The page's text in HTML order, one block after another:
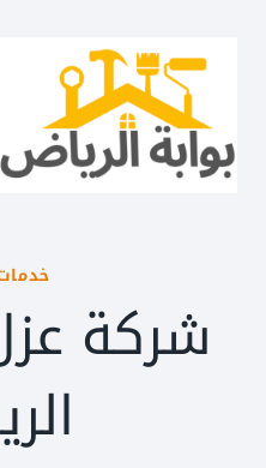
المحتوى
شركة